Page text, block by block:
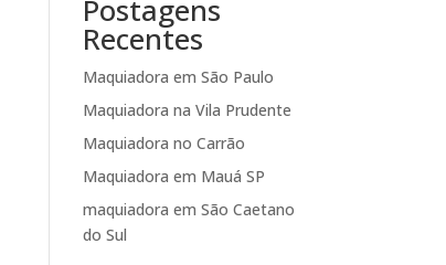
Postagens
Recentes
Maquiadora em São Paulo
Maquiadora na Vila Prudente
Maquiadora no Carrão
Maquiadora em Mauá SP
maquiadora em São Caetano
do Sul